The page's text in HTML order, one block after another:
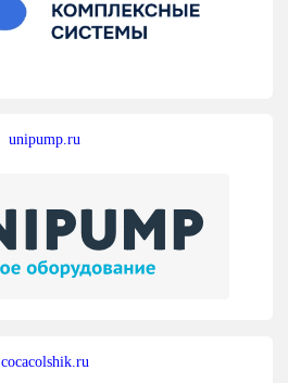
unipump.ru
cocacolshik.ru